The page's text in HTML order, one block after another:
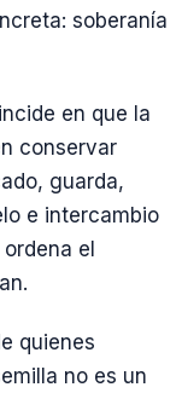
soberanía
en que la
conservar
guarda,
e intercambio
el
quienes
no es un